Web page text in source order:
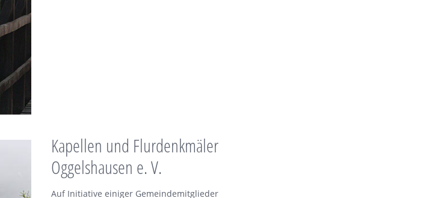
Kapellen und Flurdenkmäler
Oggelshausen e. V.
Auf Initiative einiger Gemeindemitglieder